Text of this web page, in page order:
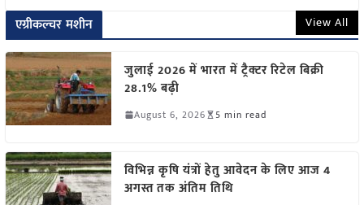
एग्रीकल्चर मशीन View All
जुलाई 2026 में भारत में ट्रैक्टर रिटेल बिक्री
28.1% बढ़ी
August 6, 2026 5 min read
विभिन्न कृषि यंत्रों हेतु आवेदन के लिए आज 4
अगस्त तक अंतिम तिथि